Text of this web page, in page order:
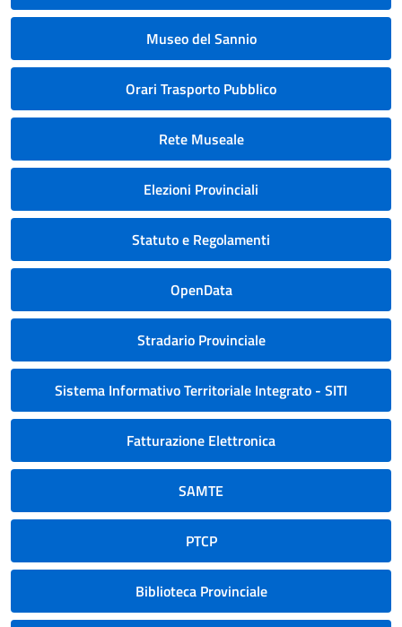
Museo del Sannio
Orari Trasporto Pubblico
Rete Museale
Elezioni Provinciali
Statuto e Regolamenti
OpenData
Stradario Provinciale
Sistema Informativo Territoriale Integrato - SITI
Fatturazione Elettronica
SAMTE
PTCP
Biblioteca Provinciale